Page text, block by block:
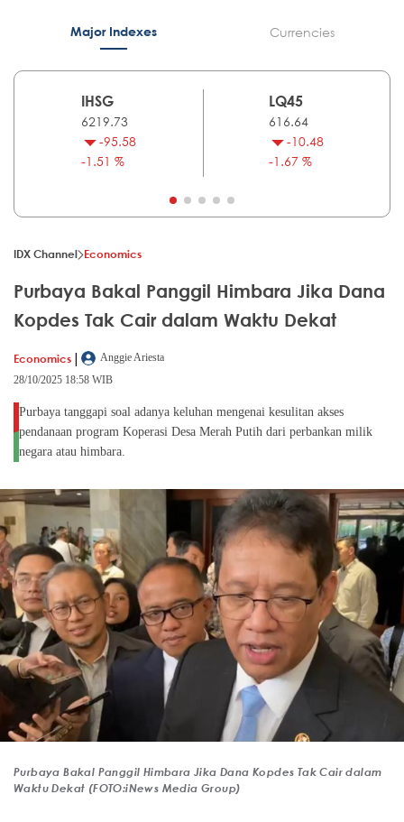
Major Indexes Currencies
IHSG
6219.73
-95.58
-1.51 %
LQ45
616.64
-10.48
-1.67 %
IDX Channel Economics
Purbaya Bakal Panggil Himbara Jika Dana
Kopdes Tak Cair dalam Waktu Dekat
Economics |
Anggie Ariesta
28/10/2025 18:58 WIB
Purbaya tanggapi soal adanya keluhan mengenai kesulitan akses
pendanaan program Koperasi Desa Merah Putih dari perbankan milik
negara atau himbara.
Purbaya Bakal Panggil Himbara Jika Dana Kopdes Tak Cair dalam
Waktu Dekat (FOTO:iNews Media Group)